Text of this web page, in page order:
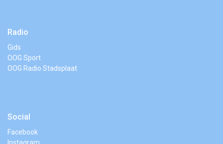
Radio
Gids
OOG Sport
OOG Radio Stadsplaat
Social
Facebook